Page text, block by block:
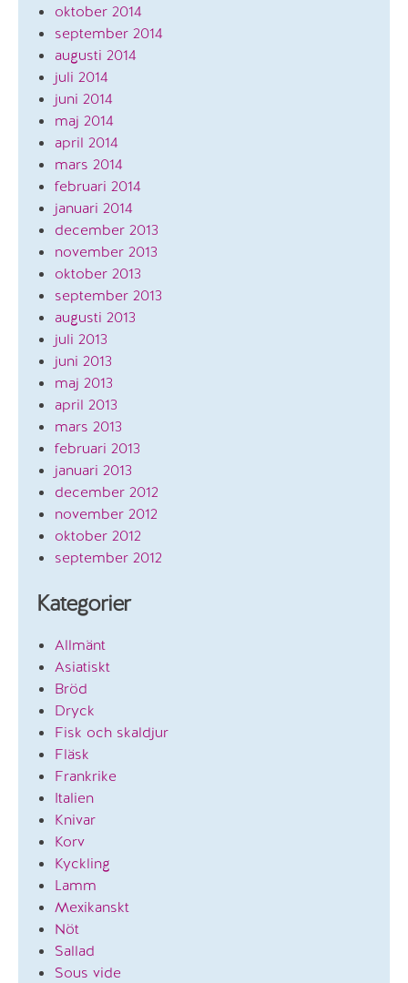
oktober 2014
september 2014
augusti 2014
juli 2014
juni 2014
maj 2014
april 2014
mars 2014
februari 2014
januari 2014
december 2013
november 2013
oktober 2013
september 2013
augusti 2013
juli 2013
juni 2013
maj 2013
april 2013
mars 2013
februari 2013
januari 2013
december 2012
november 2012
oktober 2012
september 2012
Kategorier
Allmänt
Asiatiskt
Bröd
Dryck
Fisk och skaldjur
Fläsk
Frankrike
Italien
Knivar
Korv
Kyckling
Lamm
Mexikanskt
Nöt
Sallad
Sous vide